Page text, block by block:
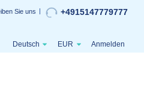
Sie uns +4915147779777
Deutsch EUR Anmelden